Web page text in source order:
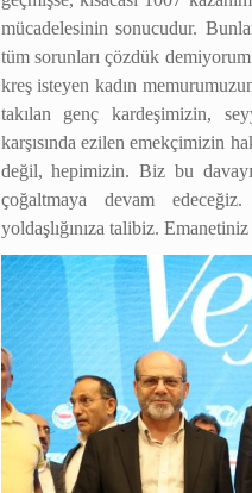
mücadelesinin sonucudur.
tüm sorunları çözdük
kreş isteyen kadın
takılan genç kardeşimizin,
karşısında ezilen emekçimizin
değil, hepimizin. Biz bu
çoğaltmaya devam
yoldaşlığınıza talibiz.